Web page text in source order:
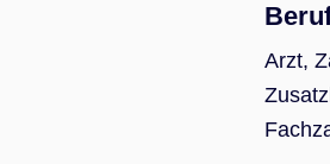
Arzt,